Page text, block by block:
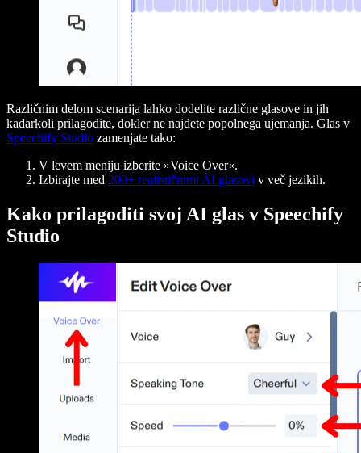
Različnim delom scenarija lahko dodelite različne glasove in jih
kadarkoli prilagodite, dokler ne najdete popolnega ujemanja. Glas v
Speechify Studio zamenjate tako:
V levem meniju izberite »Voice Over«.
Izbirajte med 200+ realističnimi AI glasovi v več jezikih.
Kako prilagoditi svoj AI glas v Speechify
Studio